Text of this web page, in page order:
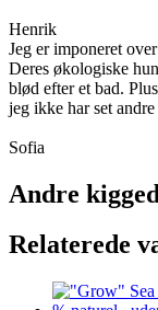
Henrik
Jeg er imponeret
Deres økologiske
blød efter et bad.
jeg ikke har set
Sofia
Andre
Relaterede